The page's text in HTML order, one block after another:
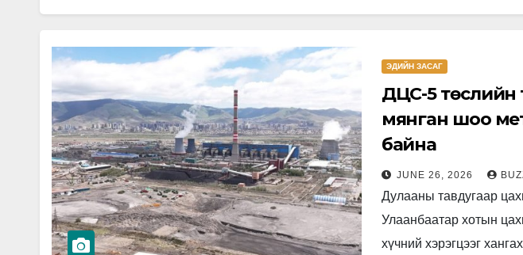
дүнтэйгээр…
ЭДИЙН ЗАСАГ
ДЦС-5 төслийн
мянган шоо
байна
JUNE 26, 2026
Дулааны тавдугаар
Улаанбаатар хотын
хүчний хэрэгцээг